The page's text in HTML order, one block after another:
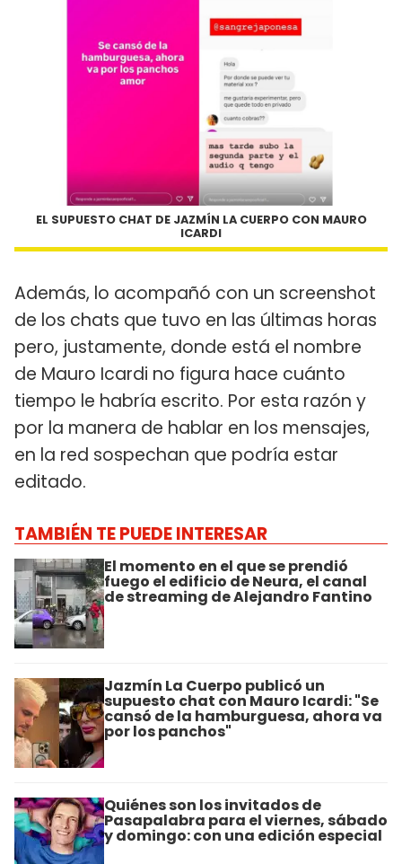
EL SUPUESTO CHAT DE JAZMÍN LA CUERPO CON MAURO
ICARDI
Además, lo acompañó con un screenshot
de los chats que tuvo en las últimas horas
pero, justamente, donde está el nombre
de Mauro Icardi no figura hace cuánto
tiempo le habría escrito. Por esta razón y
por la manera de hablar en los mensajes,
en la red sospechan que podría estar
editado.
TAMBIÉN TE PUEDE INTERESAR
El momento en el que se prendió
fuego el edificio de Neura, el canal
de streaming de Alejandro Fantino
Jazmín La Cuerpo publicó un
supuesto chat con Mauro Icardi: "Se
cansó de la hamburguesa, ahora va
por los panchos"
Quiénes son los invitados de
Pasapalabra para el viernes, sábado
y domingo: con una edición especial